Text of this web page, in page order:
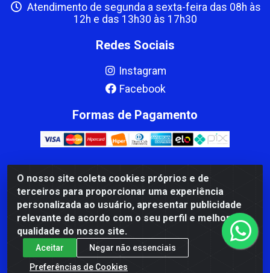
O nosso site coleta cookies próprios e de
terceiros para proporcionar uma experiência
personalizada ao usuário, apresentar publicidade
relevante de acordo com o seu perfil e melhorar a
qualidade do nosso site.
Aceitar
Negar não essenciais
Preferências de Cookies
Atendimento de segunda a sexta-feira das 08h às
12h e das 13h30 às 17h30
Redes Sociais
Instagram
Facebook
Formas de Pagamento
CBP MACEDO COMERCIO PEÇAS LTDA Matriz - av Mauro
Miranda Madureira, 1249 - Coramara , Cachoeiro de
Itapemirim/ES - CEP 29.311-310 - CNPJ 00.502.680/0001-41